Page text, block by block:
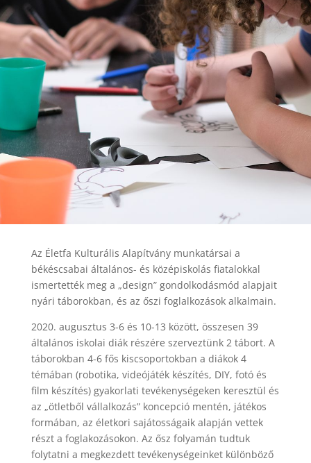
Az Életfa Kulturális Alapítvány munkatársai a
békéscsabai általános- és középiskolás fiatalokkal
ismertették meg a „design” gondolkodásmód alapjait
nyári táborokban, és az őszi foglalkozások alkalmain.
2020. augusztus 3-6 és 10-13 között, összesen 39
általános iskolai diák részére szerveztünk 2 tábort. A
táborokban 4-6 fős kiscsoportokban a diákok 4
témában (robotika, videójáték készítés, DIY, fotó és
film készítés) gyakorlati tevékenységeken keresztül és
az „ötletből vállalkozás” koncepció mentén, játékos
formában, az életkori sajátosságaik alapján vettek
részt a foglakozásokon. Az ősz folyamán tudtuk
folytatni a megkezdett tevékenységeinket különböző